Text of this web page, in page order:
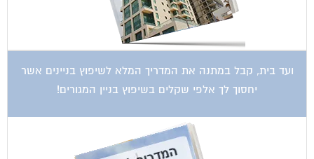
ועד בית, קבל במתנה את המדריך המלא לשיפוץ בניינים אשר
יחסוך לך אלפי שקלים בשיפוץ בניין המגורים!